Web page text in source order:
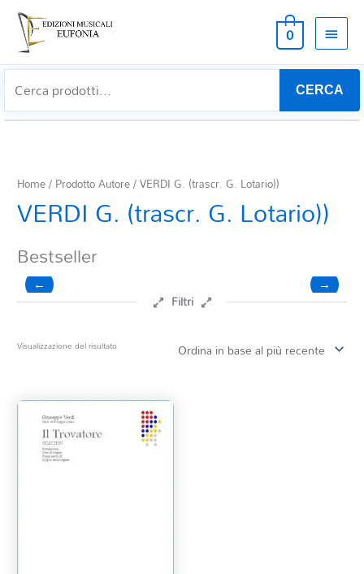
0
CERCA
Home/ Prodotto Autore / VERDI G. (trascr. G. Lotario))
VERDI G. (trascr. G. Lotario))
Bestseller
← →
Filtri
Clarinetto basso
Composizioni originali
Natale
QR base
Visualizzazione del risultato